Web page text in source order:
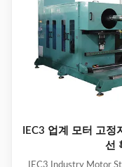
IEC3 업계 모터 고
선
IEC3 Industry Motor